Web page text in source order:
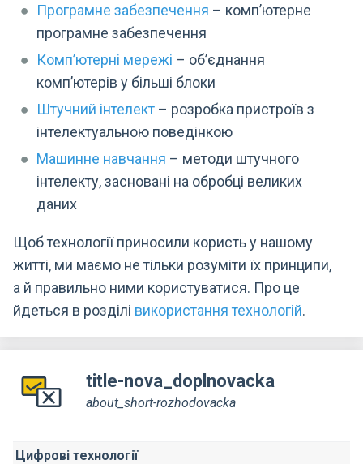
Програмне забезпечення – комп’ютерне
програмне забезпечення
Комп’ютерні мережі – об’єднання
комп’ютерів у більші блоки
Штучний інтелект – розробка пристроїв з
інтелектуальною поведінкою
Машинне навчання – методи штучного
інтелекту, засновані на обробці великих
даних
Щоб технології приносили користь у нашому
житті, ми маємо не тільки розуміти їх принципи,
а й правильно ними користуватися. Про це
йдеться в розділі використання технологій.
title-nova_doplnovacka
about_short-rozhodovacka
Цифрові технології